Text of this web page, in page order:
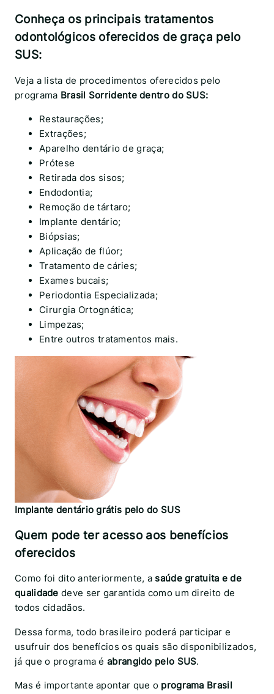
Conheça os principais tratamentos
odontológicos oferecidos de graça pelo
SUS:
Veja a lista de procedimentos oferecidos pelo
programa Brasil Sorridente dentro do SUS:
Restaurações;
Extrações;
Aparelho dentário de graça;
Prótese
Retirada dos sisos;
Endodontia;
Remoção de tártaro;
Implante dentário;
Biópsias;
Aplicação de flúor;
Tratamento de cáries;
Exames bucais;
Periodontia Especializada;
Cirurgia Ortognática;
Limpezas;
Entre outros tratamentos mais.
Implante dentário grátis pelo do SUS
Quem pode ter acesso aos benefícios
oferecidos
Como foi dito anteriormente, asaúde gratuita e de
qualidade deve ser garantida como um direito de
todos cidadãos.
Dessa forma, todo brasileiro poderá participar e
usufruir dos benefícios os quais são disponibilizados,
já que o programa éabrangido pelo SUS.
Mas é importante apontar que o programa Brasil